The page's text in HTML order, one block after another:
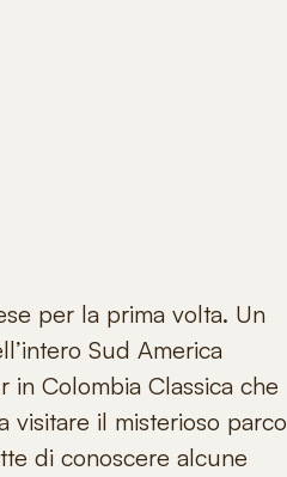
per la prima volta. Un
Sud America
in Colombia Classica che
visitare il misterioso parco
di conoscere alcune